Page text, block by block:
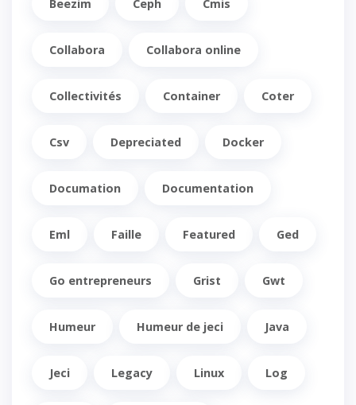
Beezim Ceph Cmis
Collabora Collabora online
Collectivités Container Coter
Csv Depreciated Docker
Documation Documentation
Eml Faille Featured Ged
Go entrepreneurs Grist Gwt
Humeur Humeur de jeci Java
Jeci Legacy Linux Log